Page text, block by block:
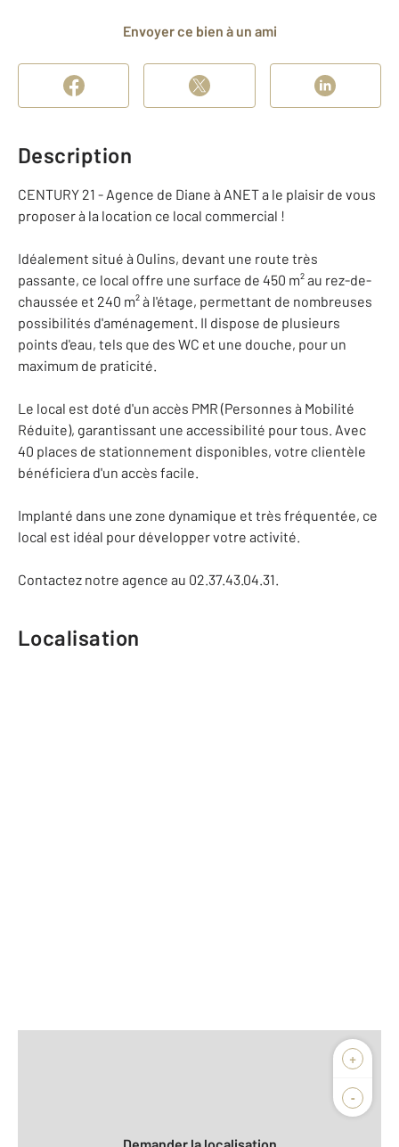
Envoyer ce bien à un ami
Description
CENTURY 21 - Agence de Diane à ANET a le plaisir de vous
proposer à la location ce local commercial !
Idéalement situé à Oulins, devant une route très
passante, ce local offre une surface de 450 m² au rez-de-
chaussée et 240 m² à l'étage, permettant de nombreuses
possibilités d'aménagement. Il dispose de plusieurs
points d'eau, tels que des WC et une douche, pour un
maximum de praticité.
Le local est doté d'un accès PMR (Personnes à Mobilité
Réduite), garantissant une accessibilité pour tous. Avec
40 places de stationnement disponibles, votre clientèle
bénéficiera d'un accès facile.
Implanté dans une zone dynamique et très fréquentée, ce
local est idéal pour développer votre activité.
Contactez notre agence au 02.37.43.04.31.
Localisation
+
-